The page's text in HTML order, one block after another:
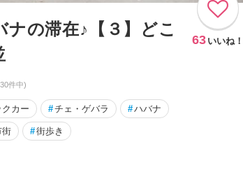
の滞在♪【３】どこ
63 いいね！
件中)
カー #チェ・ゲバラ #ハバナ
街 #街歩き